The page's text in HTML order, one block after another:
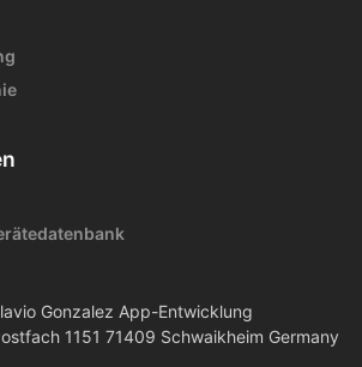
Gonzalez App-Entwicklung
1151 71409 Schwaikheim Germany